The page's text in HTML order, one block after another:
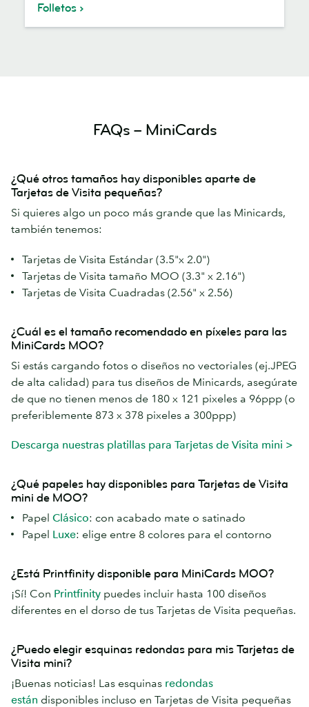
Folletos
FAQs – MiniCards
¿Qué otros tamaños hay disponibles aparte de
Tarjetas de Visita pequeñas?
Si quieres algo un poco más grande que las Minicards,
también tenemos:
Tarjetas de Visita Estándar (3.5"x 2.0")
Tarjetas de Visita tamaño MOO (3.3" x 2.16")
Tarjetas de Visita Cuadradas (2.56" x 2.56)
¿Cuál es el tamaño recomendado en píxeles para las
MiniCards MOO?
Si estás cargando fotos o diseños no vectoriales (ej.JPEG
de alta calidad) para tus diseños de Minicards, asegúrate
de que no tienen menos de 180 x 121 pixeles a 96ppp (o
preferiblemente 873 x 378 pixeles a 300ppp)
Descarga nuestras platillas para Tarjetas de Visita mini >
¿Qué papeles hay disponibles para Tarjetas de Visita
mini de MOO?
Papel Clásico: con acabado mate o satinado
Papel Luxe: elige entre 8 colores para el contorno
¿Está Printfinity disponible para MiniCards MOO?
¡Sí! Con Printfinity puedes incluir hasta 100 diseños
diferentes en el dorso de tus Tarjetas de Visita pequeñas.
¿Puedo elegir esquinas redondas para mis Tarjetas de
Visita mini?
¡Buenas noticias! Las esquinas redondas
están disponibles incluso en Tarjetas de Visita pequeñas